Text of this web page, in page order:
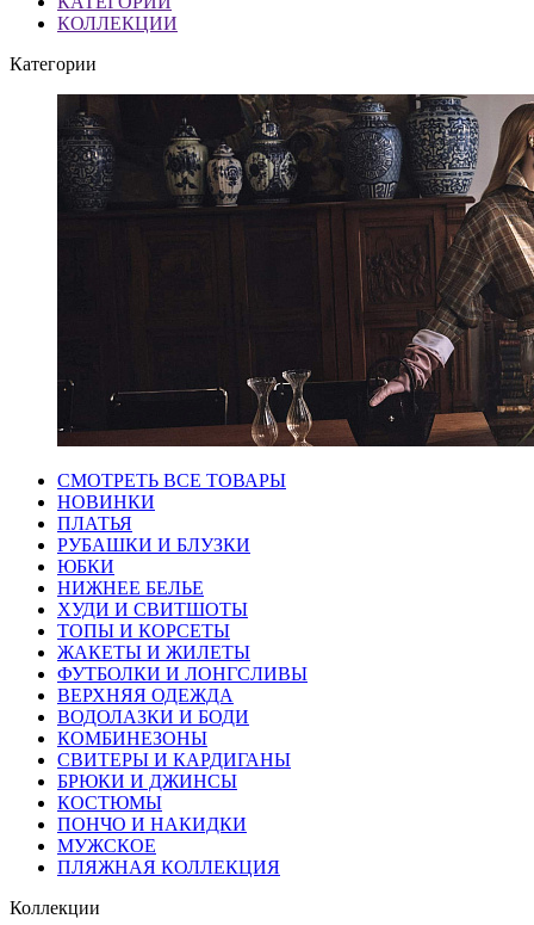
КОЛЛЕКЦИИ
Категории
СМОТРЕТЬ ВСЕ ТОВАРЫ
НОВИНКИ
ПЛАТЬЯ
РУБАШКИ И БЛУЗКИ
ЮБКИ
НИЖНЕЕ БЕЛЬЕ
ХУДИ И СВИТШОТЫ
ТОПЫ И КОРСЕТЫ
ЖАКЕТЫ И ЖИЛЕТЫ
ФУТБОЛКИ И ЛОНГСЛИВЫ
ВЕРХНЯЯ ОДЕЖДА
ВОДОЛАЗКИ И БОДИ
КОМБИНЕЗОНЫ
СВИТЕРЫ И КАРДИГАНЫ
БРЮКИ И ДЖИНСЫ
КОСТЮМЫ
ПОНЧО И НАКИДКИ
МУЖСКОЕ
ПЛЯЖНАЯ КОЛЛЕКЦИЯ
Коллекции